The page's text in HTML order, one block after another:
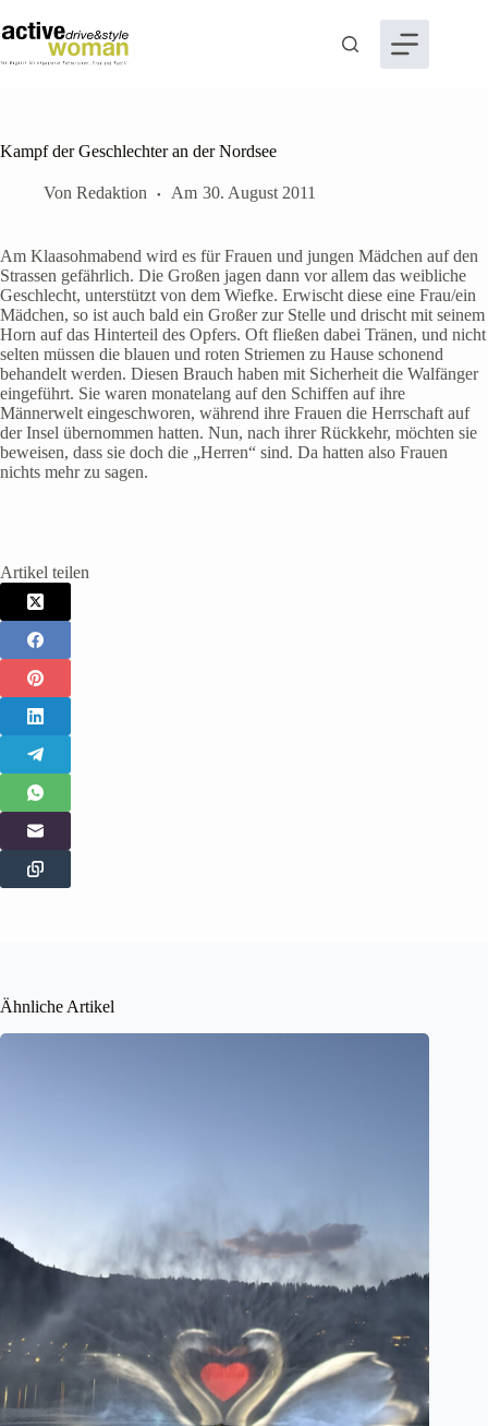
Inhalt
springen
Kampf der Geschlechter an der Nordsee
Von Redaktion Am 30. August 2011
Am Klaasohmabend wird es für Frauen und jungen Mädchen auf den
Strassen gefährlich. Die Großen jagen dann vor allem das weibliche
Geschlecht, unterstützt von dem Wiefke. Erwischt diese eine Frau/ein
Mädchen, so ist auch bald ein Großer zur Stelle und drischt mit seinem
Horn auf das Hinterteil des Opfers. Oft fließen dabei Tränen, und nicht
selten müssen die blauen und roten Striemen zu Hause schonend
behandelt werden. Diesen Brauch haben mit Sicherheit die Walfänger
eingeführt. Sie waren monatelang auf den Schiffen auf ihre
Männerwelt eingeschworen, während ihre Frauen die Herrschaft auf
der Insel übernommen hatten. Nun, nach ihrer Rückkehr, möchten sie
beweisen, dass sie doch die „Herren“ sind. Da hatten also Frauen
nichts mehr zu sagen.
Artikel teilen
Ähnliche Artikel